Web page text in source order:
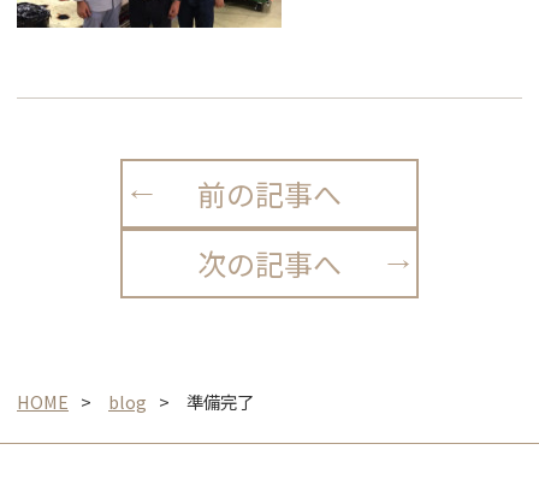
前の記事へ
次の記事へ
HOME blog 準備完了